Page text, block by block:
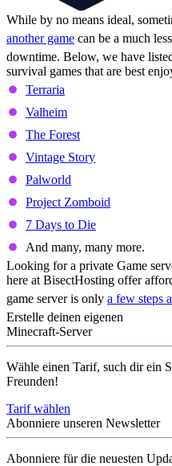
While by no means ideal,
another game can be a much
downtime. Below, we have
survival games that are best
Terraria
Valheim
The Forest
Vintage Story
Palworld
Project Zomboid
7 Days to Die
And many, many more.
Looking for a private Game
here at BisectHosting offer
game server is only a few steps
Erstelle deinen eigenen
Minecraft-Server
Wähle einen Tarif, such dir ein
Freunden!
Tarif wählen
Abonniere unseren Newsletter
Abonniere für die neuesten